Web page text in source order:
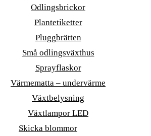
Odlingsbrickor
Plantetiketter
Pluggbrätten
Små odlingsväxthus
Sprayflaskor
Värmematta – undervärme
Växtbelysning
Växtlampor LED
Skicka blommor